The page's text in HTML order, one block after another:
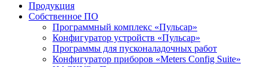
Продукция
Собственное ПО
Программный комплекс «Пульсар»
Конфигуратор устройств «Пульсар»
Программы для пусконаладочных работ
Конфигуратор приборов «Meters Config Suite»